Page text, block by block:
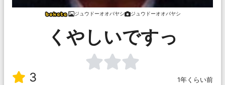
ジュウドーオオバヤシ ジュウドーオオバヤシ
くやしいですっ
3 1年くらい前